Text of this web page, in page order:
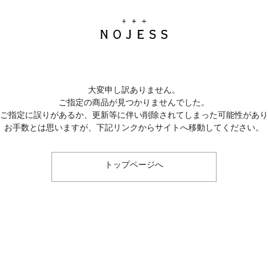
大変申し訳ありません。
ご指定の商品が見つかりませんでした。
指定に誤りがあるか、更新等に伴い削除されてしまった可能性があ
お手数とは思いますが、下記リンクからサイトへ移動してください。
トップページへ